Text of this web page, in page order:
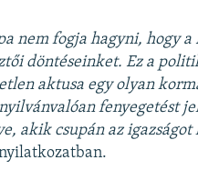
nem fogja hagyni, hogy
döntéseinket. Ez a
aktusa egy olyan
fenyegetést
akik csupán az igazságot